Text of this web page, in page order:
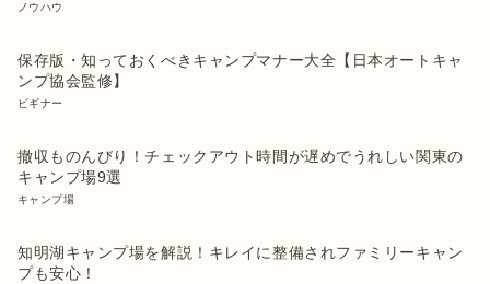
ノウハウ
保存版・知っておくべきキャンプマナー大全【日本オートキャ
ンプ協会監修】
ビギナー
撤収ものんびり！チェックアウト時間が遅めでうれしい関東の
キャンプ場9選
キャンプ場
知明湖キャンプ場を解説！キレイに整備されファミリーキャン
プも安心！